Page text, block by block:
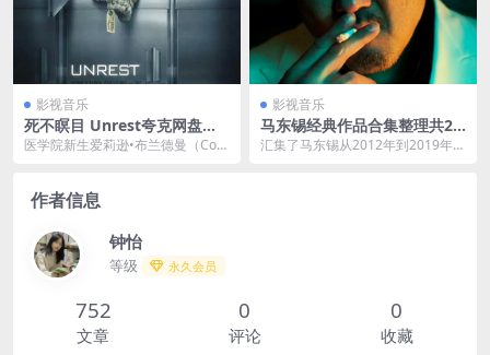
影视音乐
死不瞑目 Unrest夸克网盘资
源下载 (2006) 720P 英语中字
医学院新生爱莉逊•布兰德曼（Corr
影视音乐
马东锡经典作品合集整理共24
部韩语中文字幕夸克网盘下载
汇集了马东锡从2012年到2019年间
作者信息
钟怡
等级 永久会员
752
文章
0
评论
0
收藏